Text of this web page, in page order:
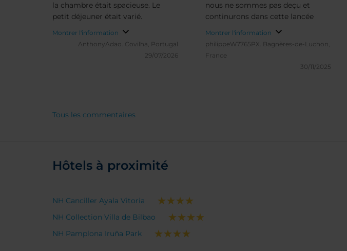
la chambre était spacieuse. Le
petit déjeuner était varié.
Montrer l'information
AnthonyAdao. Covilha, Portugal
29/07/2026
nous ne sommes pas deçu et
continurons dans cette lancée
Montrer l'information
philippeW7765PX. Bagnères-de-Luchon,
France
30/11/2025
Tous les commentaires
Hôtels à proximité
NH Canciller Ayala Vitoria
NH Collection Villa de Bilbao
NH Pamplona Iruña Park